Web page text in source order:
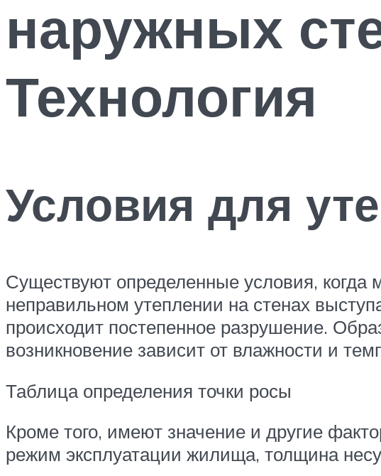
наружных
Технология
Условия для
Существуют определенные условия,
неправильном утеплении на стенах
происходит постепенное разрушение.
возникновение зависит от влажности и
Таблица определения точки росы
Кроме того, имеют значение и другие
режим эксплуатации жилища, толщина